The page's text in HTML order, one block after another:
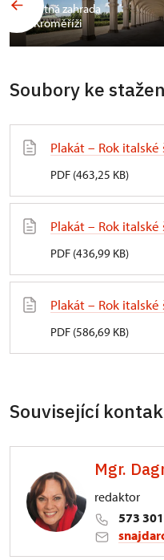
Květná zahrada
v Kroměříži
Soubory ke
Plakát – Rok
PDF (463,25 KB)
Plakát – Rok
PDF (436,99 KB)
Plakát – Rok
PDF (586,69 KB)
Související
Mgr.
redaktor
573